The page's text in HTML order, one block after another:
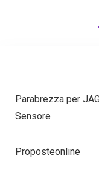
Parabrezza per
Sensore
Proposteonline